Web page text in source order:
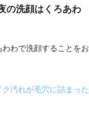
の洗顔はくろあわ
わで洗顔することをお
汚れが毛穴に詰まった